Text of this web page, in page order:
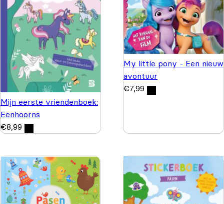
Mijn eerste vriendenboek:
Eenhoorns
€8,99
My little pony - Een nieuw
avontuur
€7,99